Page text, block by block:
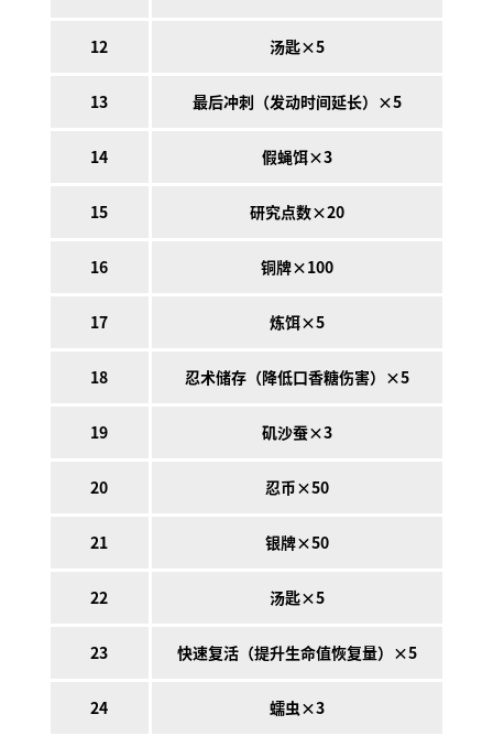
12 汤匙×5
13 最后冲刺（发动时间延长）×5
14 假蝇饵×3
15 研究点数×20
16 铜牌×100
17 炼饵×5
18 忍术储存（降低口香糖伤害）×5
19 矶沙蚕×3
20 忍币×50
21 银牌×50
22 汤匙×5
23 快速复活（提升生命值恢复量）×5
24 蠕虫×3